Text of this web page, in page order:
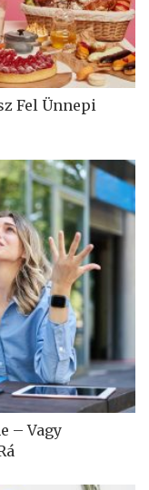
Fel Ünnepi
– Vagy